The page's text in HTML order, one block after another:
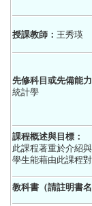
授課教師： 王秀瑛
先修科目或先備能力
統計學
課程概述與目標：
此課程著重於介紹
學生能藉由此課程
教科書（請註明書